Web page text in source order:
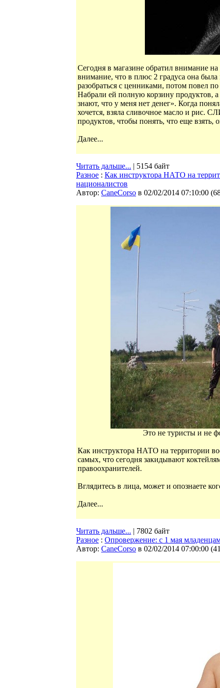
Сегодня в магазине обратил внимание
внимание, что в плюс 2 градуса она
разобраться с ценниками, потом повел
Набрали ей полную корзину продуктов,
знают, что у меня нет денег». Когда
хочется, взяла сливочное масло и
продуктов, чтобы понять, что еще взять,
Далее...
Читать дальше... | 5154 байт
Разное : Как инструктора НАТО на
националистов
Автор: CaneCorso в 02/02/2014 07:10:00 (
Это не туристы и не
Как инструктора НАТО на территории
самых, что сегодня закидывают
правоохранителей.
Вглядитесь в лица, может и опознаете
Далее...
Читать дальше... | 7802 байт
Разное : Опровержение: с 1 мая
Автор: CaneCorso в 02/02/2014 07:00:00 (